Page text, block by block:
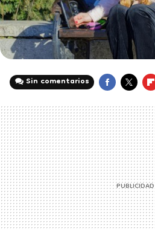
Sin comentarios